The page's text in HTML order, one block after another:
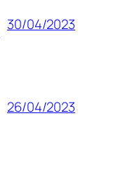
30/04/2023
26/04/2023